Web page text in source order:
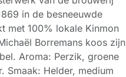
in de besneeuwde
met 100% lokale Kinmon
Borremans koos zijn
Aroma: Perzik, groene
Smaak: Helder, medium